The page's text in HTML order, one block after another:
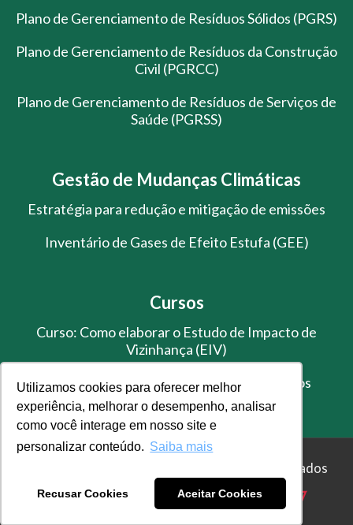
Utilizamos cookies para oferecer melhor
experiência, melhorar o desempenho, analisar
como você interage em nosso site e
personalizar conteúdo. Saiba mais
Recusar Cookies Aceitar Cookies
Plano de Gerenciamento de Resíduos Sólidos (PGRS)
Plano de Gerenciamento de Resíduos da Construção
Civil (PGRCC)
Plano de Gerenciamento de Resíduos de Serviços de
Saúde (PGRSS)
Gestão de Mudanças Climáticas
Estratégia para redução e mitigação de emissões
Inventário de Gases de Efeito Estufa (GEE)
Cursos
Curso: Como elaborar o Estudo de Impacto de
Vizinhança (EIV)
Treinamento de Gestão de Resíduos Sólidos
© Master Ambiental - Todos os direitos reservados